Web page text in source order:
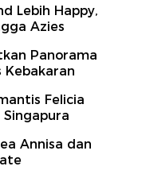
Lebih Happy,
Azies
Panorama
Kebakaran
Felicia
Singapura
Annisa dan